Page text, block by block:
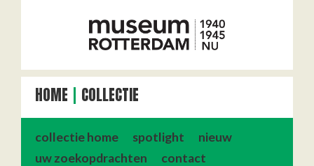
HOME COLLECTIE
collectie home spotlight
nieuw
uw zoekopdrachten
contact